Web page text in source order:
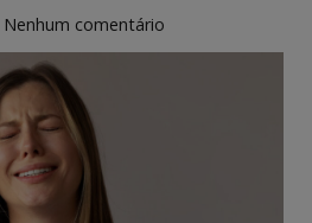
Nenhum comentário